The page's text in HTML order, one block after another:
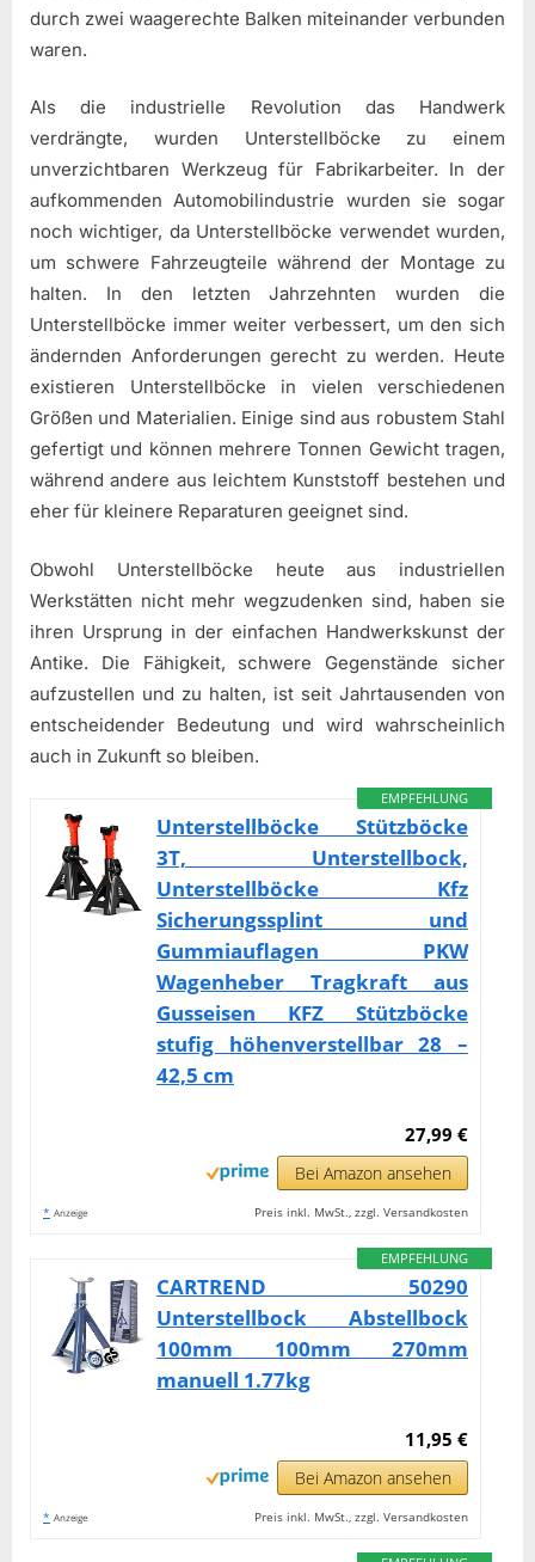
durch zwei waagerechte Balken miteinander verbunden
waren.
Als die industrielle Revolution das Handwerk
verdrängte, wurden Unterstellböcke zu einem
unverzichtbaren Werkzeug für Fabrikarbeiter. In der
aufkommenden Automobilindustrie wurden sie sogar
noch wichtiger, da Unterstellböcke verwendet wurden,
um schwere Fahrzeugteile während der Montage zu
halten. In den letzten Jahrzehnten wurden die
Unterstellböcke immer weiter verbessert, um den sich
ändernden Anforderungen gerecht zu werden. Heute
existieren Unterstellböcke in vielen verschiedenen
Größen und Materialien. Einige sind aus robustem Stahl
gefertigt und können mehrere Tonnen Gewicht tragen,
während andere aus leichtem Kunststoff bestehen und
eher für kleinere Reparaturen geeignet sind.
Obwohl Unterstellböcke heute aus industriellen
Werkstätten nicht mehr wegzudenken sind, haben sie
ihren Ursprung in der einfachen Handwerkskunst der
Antike. Die Fähigkeit, schwere Gegenstände sicher
aufzustellen und zu halten, ist seit Jahrtausenden von
entscheidender Bedeutung und wird wahrscheinlich
auch in Zukunft so bleiben.
EMPFEHLUNG
Unterstellböcke Stützböcke
3T, Unterstellbock,
Unterstellböcke Kfz
Sicherungssplint und
Gummiauflagen PKW
Wagenheber Tragkraft aus
Gusseisen KFZ Stützböcke
stufig höhenverstellbar 28 –
42,5 cm
27,99 €
Bei Amazon ansehen
* Anzeige Preis inkl. MwSt., zzgl. Versandkosten
EMPFEHLUNG
CARTREND 50290
Unterstellbock Abstellbock
100mm 100mm 270mm
manuell 1.77kg
11,95 €
Bei Amazon ansehen
* Anzeige Preis inkl. MwSt., zzgl. Versandkosten